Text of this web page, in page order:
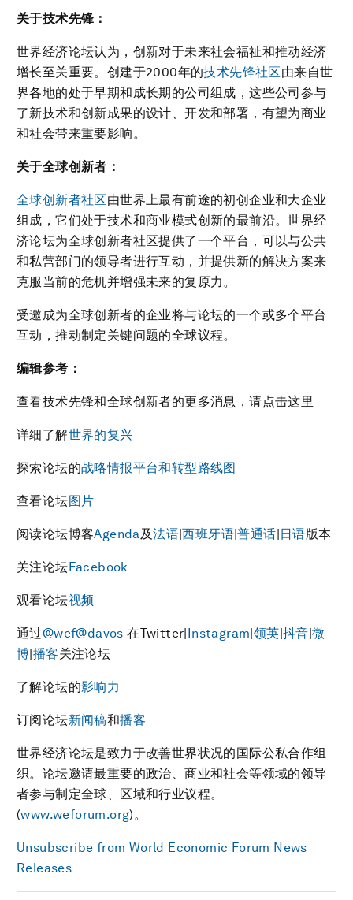
关于技术先锋：
世界经济论坛认为，创新对于未来社会福祉和推动经济
增长至关重要。创建于2000年的技术先锋社区由来自世
界各地的处于早期和成长期的公司组成，这些公司参与
了新技术和创新成果的设计、开发和部署，有望为商业
和社会带来重要影响。
关于全球创新者：
全球创新者社区由世界上最有前途的初创企业和大企业
组成，它们处于技术和商业模式创新的最前沿。世界经
济论坛为全球创新者社区提供了一个平台，可以与公共
和私营部门的领导者进行互动，并提供新的解决方案来
克服当前的危机并增强未来的复原力。
受邀成为全球创新者的企业将与论坛的一个或多个平台
互动，推动制定关键问题的全球议程。
编辑参考：
查看技术先锋和全球创新者的更多消息，请点击这里
详细了解世界的复兴
探索论坛的战略情报平台和转型路线图
查看论坛图片
阅读论坛博客Agenda及法语|西班牙语|普通话|日语版本
关注论坛Facebook
观看论坛视频
通过@wef@davos 在Twitter|Instagram|领英|抖音|微
博|播客关注论坛
了解论坛的影响力
订阅论坛新闻稿和播客
世界经济论坛是致力于改善世界状况的国际公私合作组
织。论坛邀请最重要的政治、商业和社会等领域的领导
者参与制定全球、区域和行业议程。
(www.weforum.org)。
Unsubscribe from World Economic Forum News
Releases